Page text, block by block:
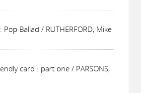
Pop Ballad / RUTHERFORD, Mike
card : part one / PARSONS,